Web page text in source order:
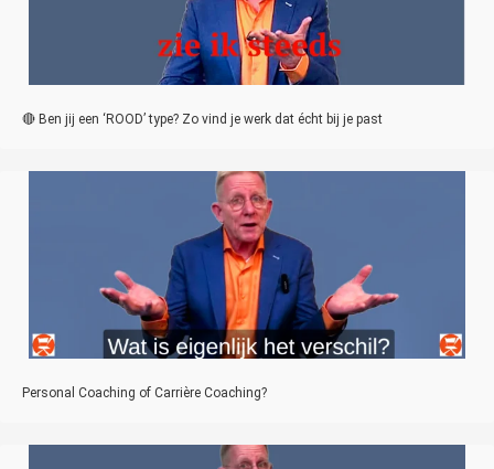
🔴 Ben jij een ‘ROOD’ type? Zo vind je werk dat écht bij je past
Personal Coaching of Carrière Coaching?